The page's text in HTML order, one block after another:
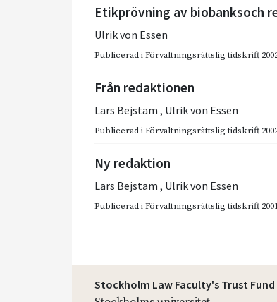
Etikprövning av biobanksoch
Ulrik von Essen
Publicerad iFörvaltningsrättslig tidskrift
Från redaktionen
Lars Bejstam , Ulrik von Essen
Publicerad iFörvaltningsrättslig tidskrift
Ny redaktion
Lars Bejstam , Ulrik von Essen
Publicerad iFörvaltningsrättslig tidskrift
Stockholm Law Faculty's Trust